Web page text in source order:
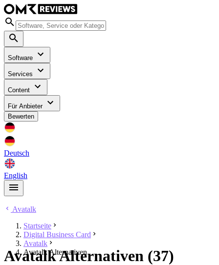
Software
Services
Content
Für Anbieter
Bewerten
Deutsch
English
Avatalk
Startseite
Digital Business Card
Avatalk
Avatalk Alternativen
Avatalk Alternativen (37)